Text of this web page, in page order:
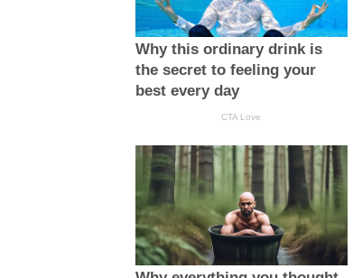
Why this ordinary drink is
the secret to feeling your
best every day
CTA Love